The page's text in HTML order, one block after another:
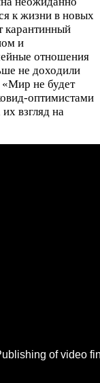
к жизни в новых
карантинный
и
отношения
не доходили
«Мир не будет
оптимистами
взгляд на